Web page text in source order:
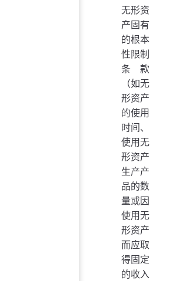
无形资
产固有
的根本
性限制
条款
（如无
形资产
的使用
时间、
使用无
形资产
生产产
品的数
量或因
使用无
形资产
而应取
得固定
的收入